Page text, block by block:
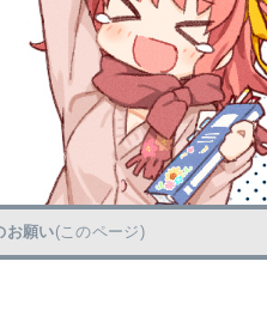
託頒布開始！
ル参加します(新刊あり)！
ル参加します！
クル参加します！
クル参加します！
クル参加します！
頒布します！
公開中です！
お願い(このページ)